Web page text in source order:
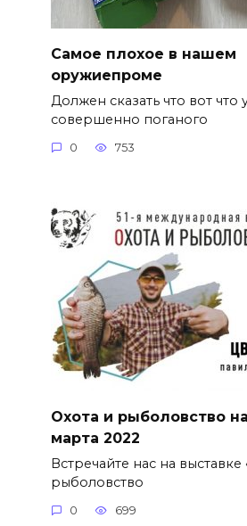
Самое плохое в нашем
оружиепроме
Должен сказать что вот что
совершенно поганого
0 753
Охота и рыболовство
марта 2022
Встречайте нас на выставке
рыболовство
0 699